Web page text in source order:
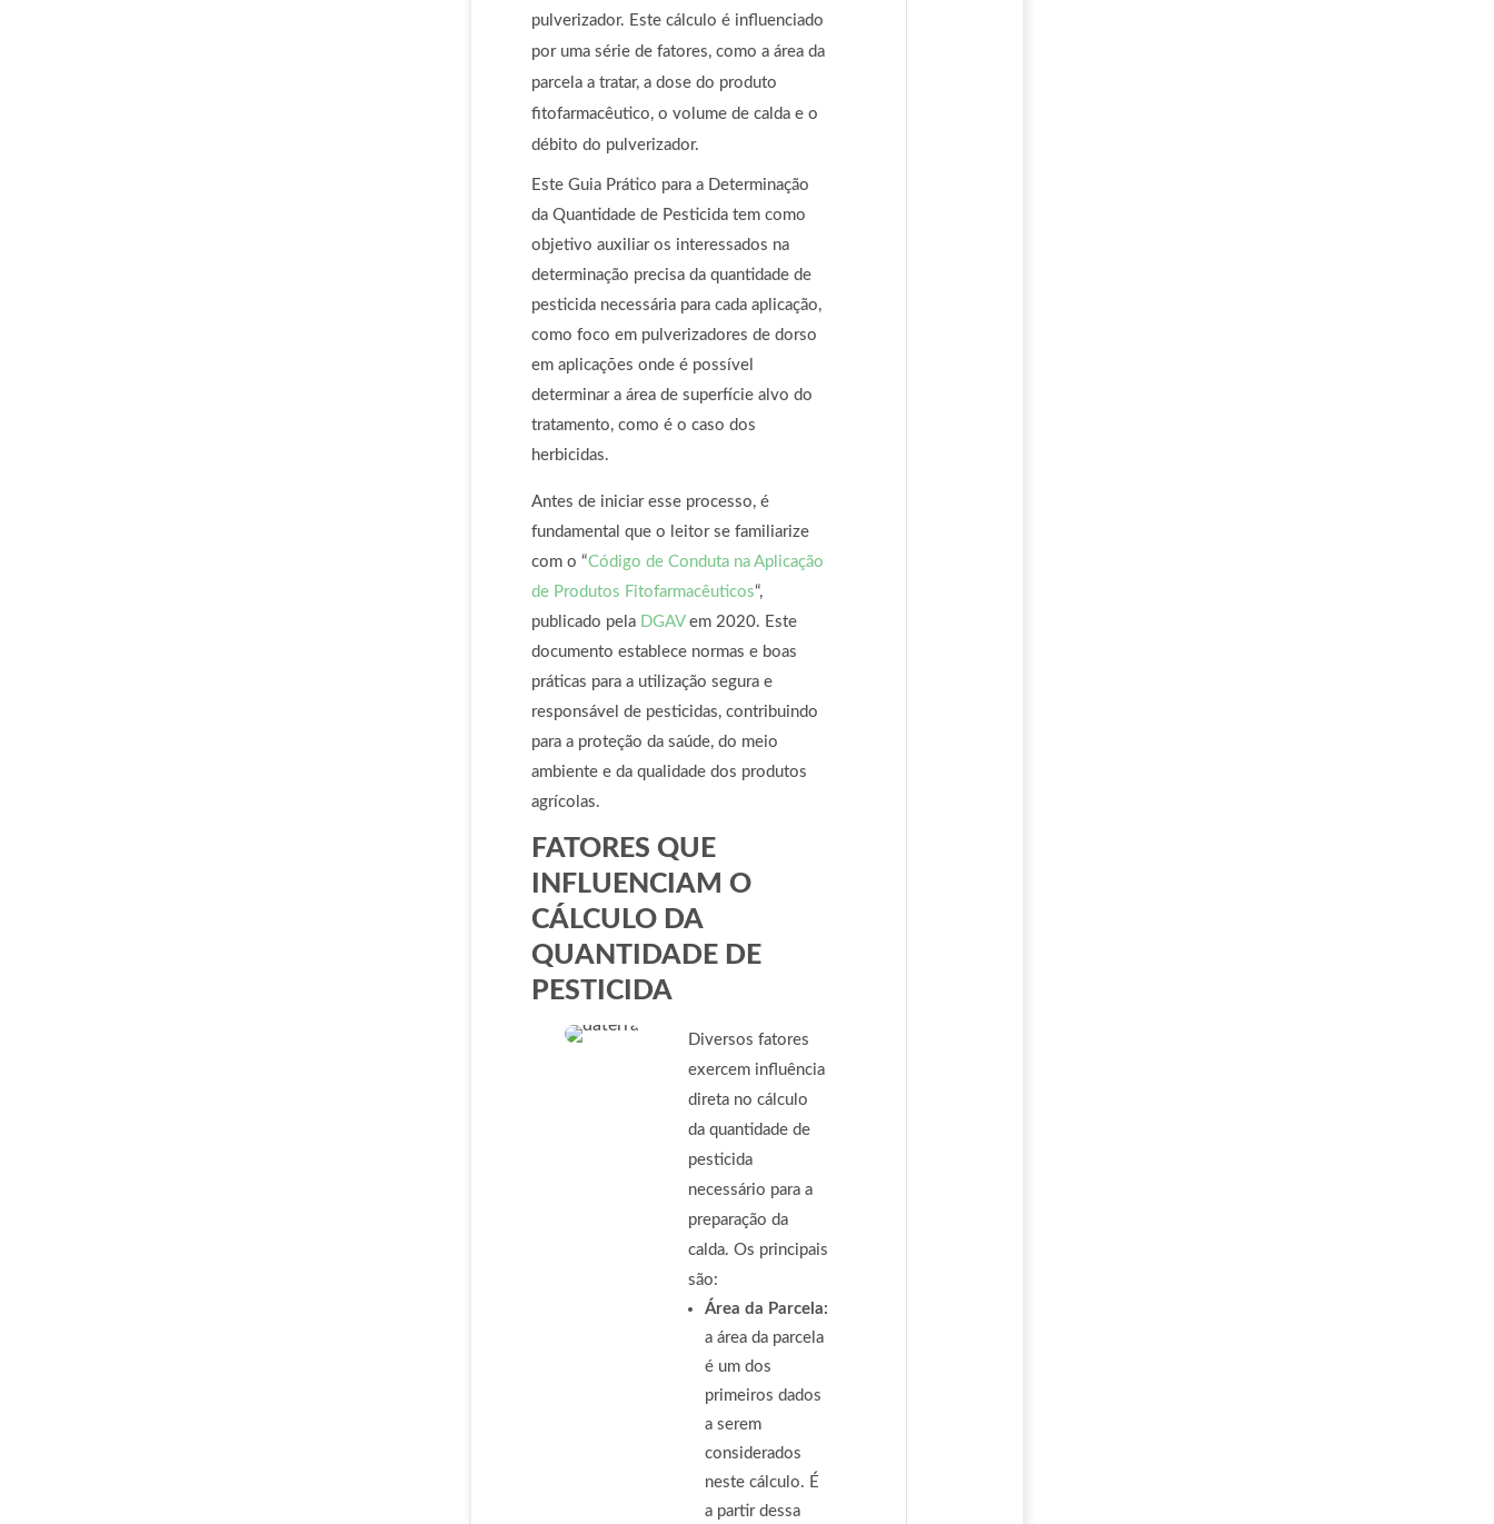
pulverizador. Este cálculo é influenciado
por uma série de fatores, como a área da
parcela a tratar, a dose do produto
fitofarmacêutico, o volume de calda e o
débito do pulverizador.
Este Guia Prático para a Determinação
da Quantidade de Pesticida tem como
objetivo auxiliar os interessados na
determinação precisa da quantidade de
pesticida necessária para cada aplicação,
como foco em pulverizadores de dorso
em aplicações onde é possível
determinar a área de superfície alvo do
tratamento, como é o caso dos
herbicidas.
Antes de iniciar esse processo, é
fundamental que o leitor se familiarize
com o “Código de Conduta na Aplicação
de Produtos Fitofarmacêuticos“,
publicado pela
DGAVem 2020. Este
documento establece normas e boas
práticas para a utilização segura e
responsável de pesticidas, contribuindo
para a proteção da saúde, do meio
ambiente e da qualidade dos produtos
agrícolas.
FATORES QUE
INFLUENCIAM O
CÁLCULO DA
QUANTIDADE DE
PESTICIDA
Diversos fatores
exercem influência
direta no cálculo
da quantidade de
pesticida
necessário para a
preparação da
calda. Os principais
são:
Área da Parcela:
a área da parcela
é um dos
primeiros dados
a serem
considerados
neste cálculo. É
a partir dessa